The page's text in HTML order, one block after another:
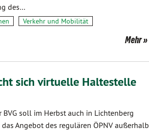
des…
Verkehr und Mobilität
Mehr
sich virtuelle Haltestelle
BVG soll im Herbst auch in Lichtenberg
Angebot des regulären ÖPNV außerhalb